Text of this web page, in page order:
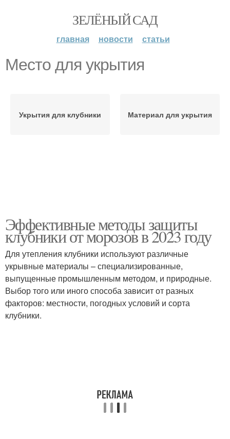
ЗЕЛЁНЫЙ САД
главная новости статьи
Место для укрытия
Укрытия для клубники Материал для укрытия
Эффективные методы защиты
клубники от морозов в 2023 году
Для утепления клубники используют различные
укрывные материалы – специализированные,
выпущенные промышленным методом, и природные.
Выбор того или иного способа зависит от разных
факторов: местности, погодных условий и сорта
клубники.